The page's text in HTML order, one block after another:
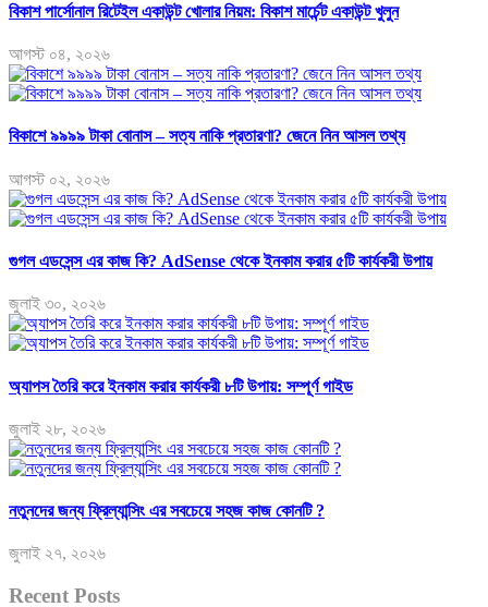
বিকাশ পার্সোনাল রিটেইল একাউন্ট খোলার নিয়ম: বিকাশ মার্চেন্ট একাউন্ট খুলুন
আগস্ট ০৪, ২০২৬
বিকাশে ৯৯৯৯ টাকা বোনাস – সত্য নাকি প্রতারণা? জেনে নিন আসল তথ্য
আগস্ট ০২, ২০২৬
গুগল এডসেন্স এর কাজ কি? AdSense থেকে ইনকাম করার ৫টি কার্যকরী উপায়
জুলাই ৩০, ২০২৬
অ্যাপস তৈরি করে ইনকাম করার কার্যকরী ৮টি উপায়: সম্পূর্ণ গাইড
জুলাই ২৮, ২০২৬
নতুনদের জন্য ফ্রিল্যান্সিং এর সবচেয়ে সহজ কাজ কোনটি ?
জুলাই ২৭, ২০২৬
Recent Posts